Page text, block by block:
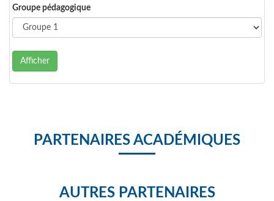
Groupe pédagogique
Afficher
PARTENAIRES ACADÉMIQUES
AUTRES PARTENAIRES